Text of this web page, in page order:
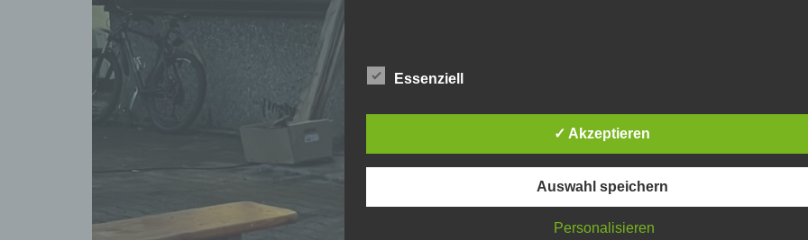
Person, deren personenbezogene Daten von dem für die
Verantwortlichen verarbeitet werden.
Essenziell
✓ Akzeptieren
Auswahl speichern
Personalisieren